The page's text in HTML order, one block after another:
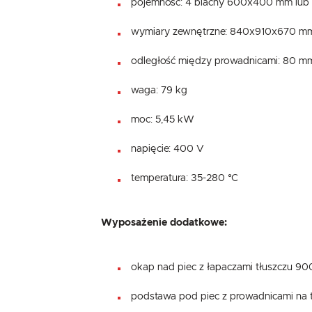
pojemność: 4 blachy 600x400 mm lub
wymiary zewnętrzne: 840x910x670
odległość między prowadnicami: 80
waga: 79 kg
moc: 5,45 kW
napięcie: 400 V
temperatura: 35-280 °C
Wyposażenie dodatkowe:
okap nad piec z łapaczami tłuszczu
podstawa pod piec z prowadnicami na